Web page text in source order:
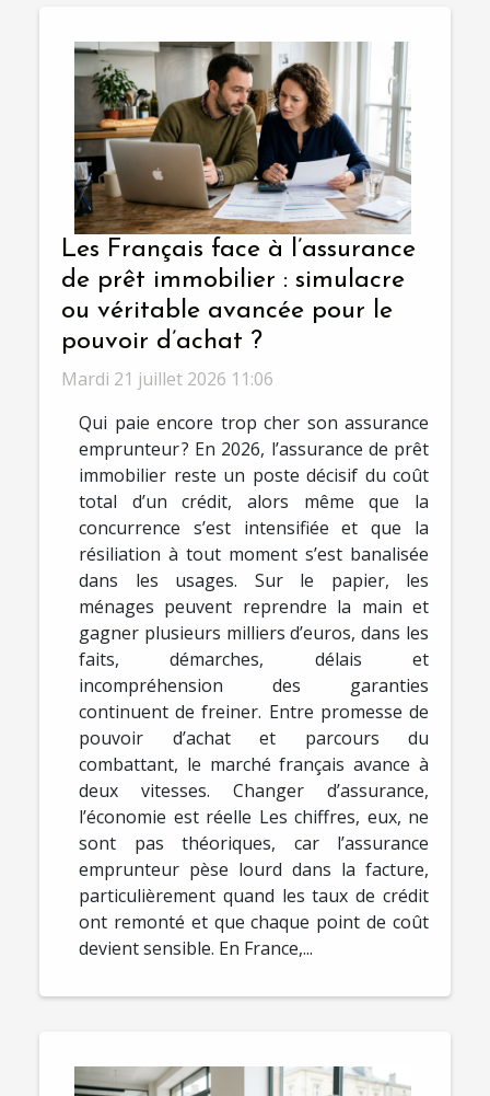
Les Français face à l’assurance
de prêt immobilier : simulacre
ou véritable avancée pour le
pouvoir d’achat ?
Mardi 21 juillet 2026 11:06
Qui paie encore trop cher son assurance
emprunteur ? En 2026, l’assurance de prêt
immobilier reste un poste décisif du coût
total d’un crédit, alors même que la
concurrence s’est intensifiée et que la
résiliation à tout moment s’est banalisée
dans les usages. Sur le papier, les
ménages peuvent reprendre la main et
gagner plusieurs milliers d’euros, dans les
faits, démarches, délais et
incompréhension des garanties
continuent de freiner. Entre promesse de
pouvoir d’achat et parcours du
combattant, le marché français avance à
deux vitesses. Changer d’assurance,
l’économie est réelle Les chiffres, eux, ne
sont pas théoriques, car l’assurance
emprunteur pèse lourd dans la facture,
particulièrement quand les taux de crédit
ont remonté et que chaque point de coût
devient sensible. En France,...